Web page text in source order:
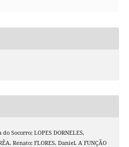
Socorro; LOPES DORNELES,
Renato; FLORES, Daniel. A FUNÇÃO